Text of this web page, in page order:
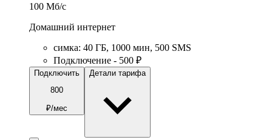
100 Мб/c
Домашний интернет
симка: 40 ГБ, 1000 мин, 500 SMS
Подключение - 500 ₽
Подключить
800
₽/мес
Детали тарифа